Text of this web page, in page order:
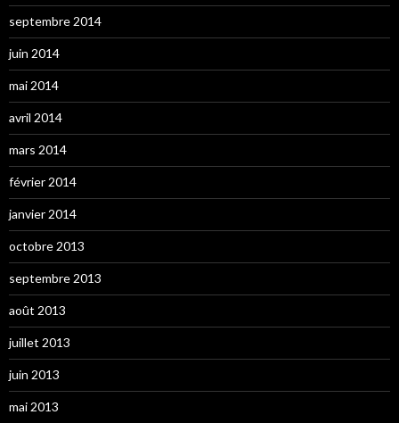
septembre 2014
juin 2014
mai 2014
avril 2014
mars 2014
février 2014
janvier 2014
octobre 2013
septembre 2013
août 2013
juillet 2013
juin 2013
mai 2013